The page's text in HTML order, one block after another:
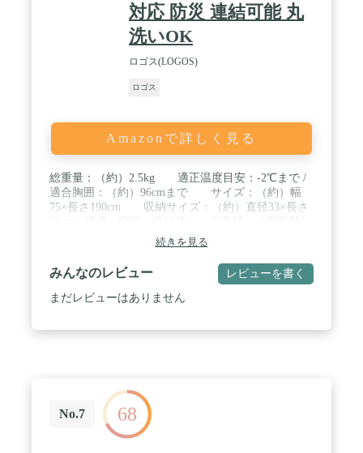
対応 防災 連結可能 丸
洗いOK
ロゴス(LOGOS)
ロゴス
Amazonで詳しく見る
総重量：（約）2.5kg 適正温度目安：-2℃まで /
適合胸囲：（約）96cmまで サイズ：（約）幅
75×長さ190cm 収納サイズ：（約）直径33×長さ
やわらかフランネル ［肌面素材］やわらかフラ
ンネル ［中綿］ダイナチューブファイバー / や
わらかフランネルで､とにかく気持ちいい！ / 丸洗
いOK！収納袋付き。同一品番連結可能。
続きを見る
みんなのレビュー レビューを書く
まだレビューはありません
No.7 68